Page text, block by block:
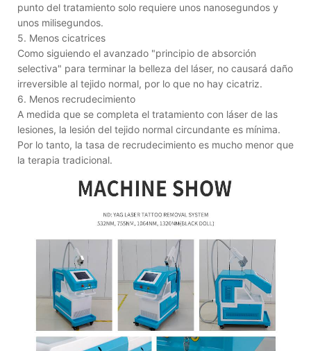
punto del tratamiento solo requiere unos nanosegundos y
unos milisegundos.
5. Menos cicatrices
Como siguiendo el avanzado "principio de absorción
selectiva" para terminar la belleza del láser, no causará daño
irreversible al tejido normal, por lo que no hay cicatriz.
6. Menos recrudecimiento
A medida que se completa el tratamiento con láser de las
lesiones, la lesión del tejido normal circundante es mínima.
Por lo tanto, la tasa de recrudecimiento es mucho menor que
la terapia tradicional.